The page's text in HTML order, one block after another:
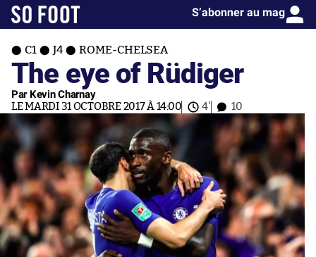
S’abonner au mag
C1 J4 ROME-CHELSEA
The eye of Rüdiger
Par Kevin Charnay
LE MARDI 31 OCTOBRE 2017 À 14:00 4' 10